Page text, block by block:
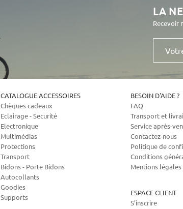
LA
Recevoir
Votre
mail
CATALOGUE ACCESSOIRES
Chèques cadeaux
Eclairage - Securité
Electronique
Multimédias
Protections
Transport
Bidons - Porte Bidons
Autocollants
Goodies
Supports
BESOIN D'AIDE ?
FAQ
Transport et
Service après-
Contactez-nous
Politique de
Conditions
Mentions légales
ESPACE CLIENT
S’inscrire